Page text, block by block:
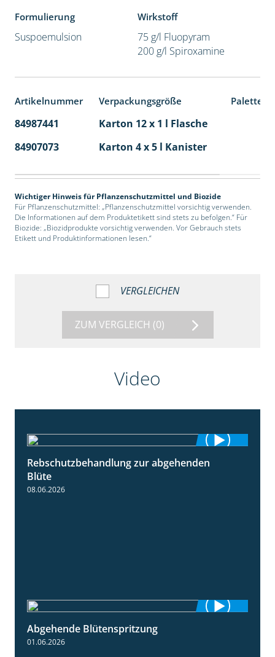
Formulierung
Suspoemulsion
Wirkstoff
75 g/l Fluopyram
200 g/l Spiroxamine
Artikelnummer Verpackungsgröße
84987441 Karton 12 x 1 l Flasche
84907073
Karton 4 x 5 l Kanister
Wichtiger Hinweis für Pflanzenschutzmittel und Biozide
Für Pflanzenschutzmittel: „Pflanzenschutzmittel vorsichtig verwenden.
Die Informationen auf dem Produktetikett sind stets zu befolgen.“ Für
Biozide: „Biozidprodukte vorsichtig verwenden. Vor Gebrauch stets
Etikett und Produktinformationen lesen.“
VERGLEICHEN
ZUM VERGLEICH (0)
Video
3:06
Rebschutzbehandlung zur abgehenden
Blüte
08.06.2026
Abgehende Blütenspritzung
01.06.2026